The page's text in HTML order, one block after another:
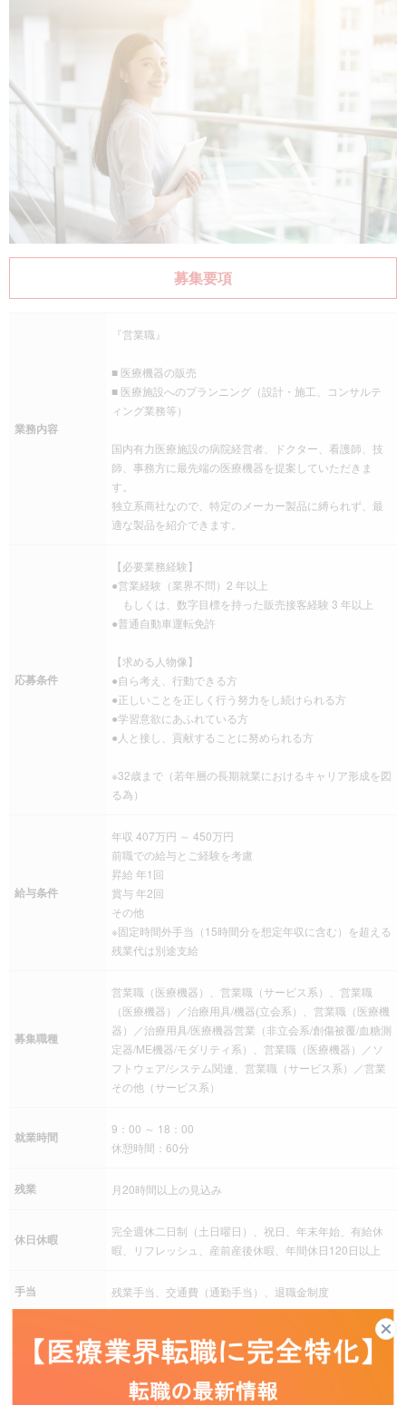
募集要項
業務内容
『営業職』
■ 医療機器の販売
■ 医療施設へのプランニング（設計・施工、コンサルテ
ィング業務等）
国内有力医療施設の病院経営者、ドクター、看護師、技
師、事務方に最先端の医療機器を提案していただきま
す。
独立系商社なので、特定のメーカー製品に縛られず、最
適な製品を紹介できます。
応募条件
【必要業務経験】
●営業経験（業界不問）2 年以上
もしくは、数字目標を持った販売接客経験 3 年以上
●普通自動車運転免許
【求める人物像】
●自ら考え、行動できる方
●正しいことを正しく行う努力をし続けられる方
●学習意欲にあふれている方
●人と接し、貢献することに努められる方
※32歳まで（若年層の長期就業におけるキャリア形成を図
る為）
給与条件
年収 407万円 ～ 450万円
前職での給与とご経験を考慮
昇給 年1回
賞与 年2回
その他
※固定時間外手当（15時間分を想定年収に含む）を超える
残業代は別途支給
募集職種
営業職（医療機器）、営業職（サービス系）、営業職
（医療機器）／治療用具/機器(立会系）、営業職（医療機
器）／治療用具/医療機器営業（非立会系/創傷被覆/血糖測
定器/ME機器/モダリティ系）、営業職（医療機器）／ソ
フトウェア/システム関連、営業職（サービス系）／営業
その他（サービス系）
就業時間
9：00 ～ 18：00
休憩時間：60分
残業 月20時間以上の見込み
休日休暇
完全週休二日制（土日曜日）、祝日、年末年始、有給休
暇、リフレッシュ、産前産後休暇、年間休日120日以上
手当 残業手当、交通費（通勤手当）、退職金制度